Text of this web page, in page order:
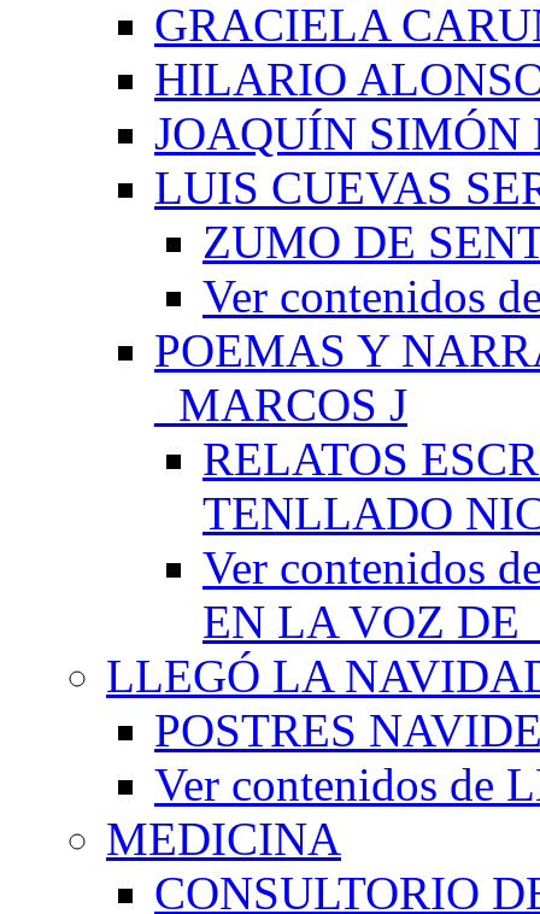
GRACIELA
HILARIO
JOAQUÍN SIMÓN
LUIS CUEVAS
ZUMO DE
Ver contenidos
POEMAS Y
_MARCOS J
RELATOS
TENLLADO
Ver contenidos
EN LA VOZ DE
LLEGÓ LA
POSTRES
Ver contenidos de
MEDICINA
CONSULTORIO